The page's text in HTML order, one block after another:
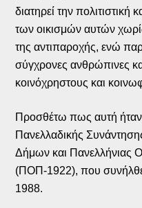
διατηρεί την
των οικισμών αυτών
της αντιπαροχής, ενώ
σύγχρονες ανθρώπινες
κοινόχρηστους και
Προσθέτω πως αυτή ήταν
Πανελλαδικής
Δήμων και
(ΠΟΠ-1922), που
1988.